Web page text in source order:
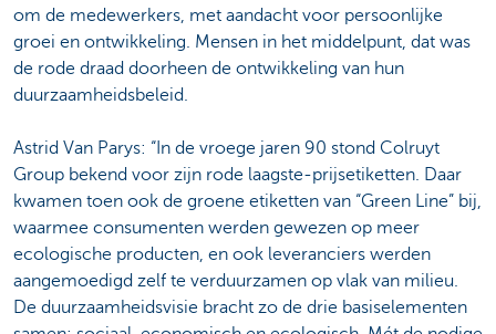
om de medewerkers, met aandacht voor persoonlijke
groei en ontwikkeling. Mensen in het middelpunt, dat was
de rode draad doorheen de ontwikkeling van hun
duurzaamheidsbeleid.
Astrid Van Parys: “In de vroege jaren 90 stond Colruyt
Group bekend voor zijn rode laagste-prijsetiketten. Daar
kwamen toen ook de groene etiketten van “Green Line” bij,
waarmee consumenten werden gewezen op meer
ecologische producten, en ook leveranciers werden
aangemoedigd zelf te verduurzamen op vlak van milieu.
De duurzaamheidsvisie bracht zo de drie basiselementen